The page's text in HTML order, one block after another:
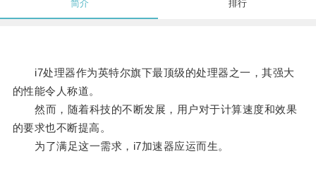
简介 排行
i7处理器作为英特尔旗下最顶级的处理器之一，其强大
的性能令人称道。
然而，随着科技的不断发展，用户对于计算速度和效果
的要求也不断提高。
为了满足这一需求，i7加速器应运而生。